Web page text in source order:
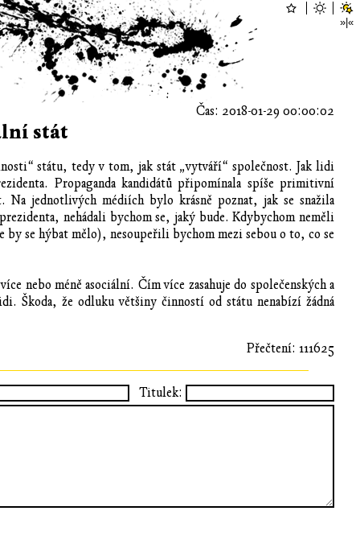
Čas: 2018-01-29 00:00:02
stát
státu, tedy v tom, jak stát „vytváří“ společnost. Jak lidi
Propaganda kandidátů připomínala spíše primitivní
Na jednotlivých médiích bylo krásně poznat, jak se snažila
nehádali bychom se, jaký bude. Kdybychom neměli
by se hýbat mělo), nesoupeřili bychom mezi sebou o to, co se
nebo méně asociální. Čím více zasahuje do společenských a
Škoda, že odluku většiny činností od státu nenabízí žádná
Přečtení: 111625
Titulek: